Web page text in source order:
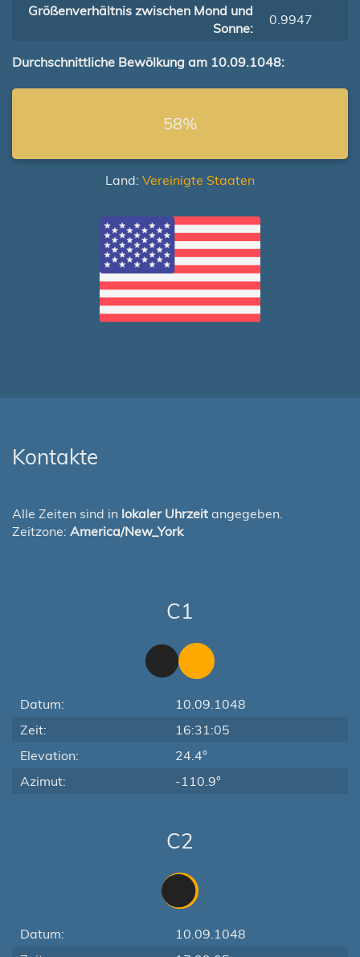
Größenverhältnis zwischen Mond und
Sonne:
0.9947
Durchschnittliche Bewölkung am 10.09.1048:
58%
Land: Vereinigte Staaten
Kontakte
Alle Zeiten sind in lokaler Uhrzeit angegeben.
Zeitzone: America/New_York
C1
Datum:
10.09.1048
Zeit:
16:31:05
Elevation:
24.4°
Azimut:
-110.9°
C2
Datum:
10.09.1048